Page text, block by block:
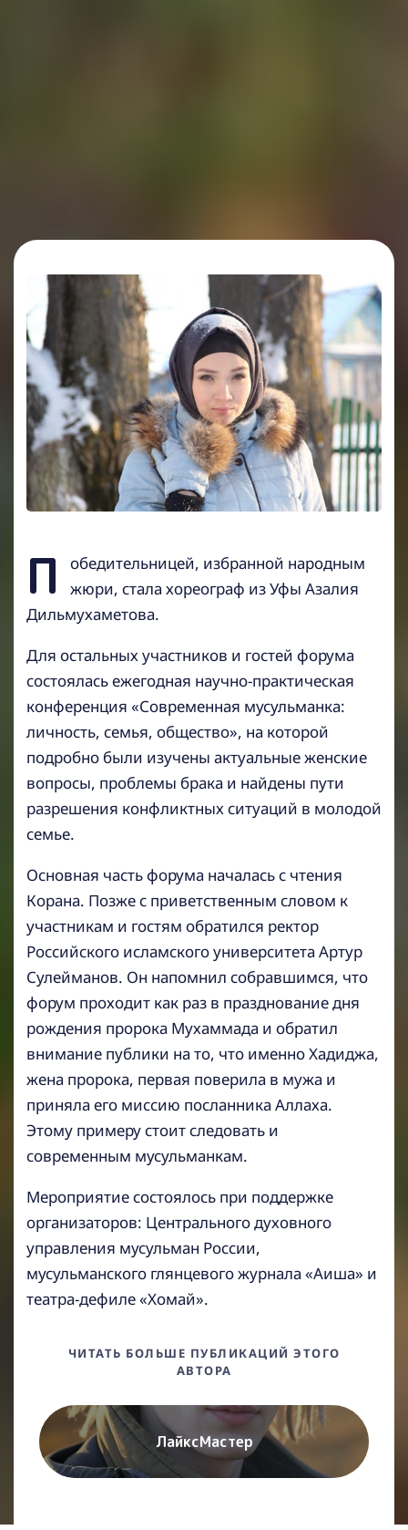
П
обедительницей, избранной народным
жюри, стала хореограф из Уфы Азалия
Дильмухаметова.
Для остальных участников и гостей форума
состоялась ежегодная научно-практическая
конференция «Современная мусульманка:
личность, семья, общество», на которой
подробно были изучены актуальные женские
вопросы, проблемы брака и найдены пути
разрешения конфликтных ситуаций в молодой
семье.
Основная часть форума началась с чтения
Корана. Позже с приветственным словом к
участникам и гостям обратился ректор
Российского исламского университета Артур
Сулейманов. Он напомнил собравшимся, что
форум проходит как раз в празднование дня
рождения пророка Мухаммада и обратил
внимание публики на то, что именно Хадиджа,
жена пророка, первая поверила в мужа и
приняла его миссию посланника Аллаха.
Этому примеру стоит следовать и
современным мусульманкам.
Мероприятие состоялось при поддержке
организаторов: Центрального духовного
управления мусульман России,
мусульманского глянцевого журнала «Аиша» и
театра-дефиле «Хомай».
ЧИТАТЬ БОЛЬШЕ ПУБЛИКАЦИЙ ЭТОГО
АВТОРА
ЛайкcМастер